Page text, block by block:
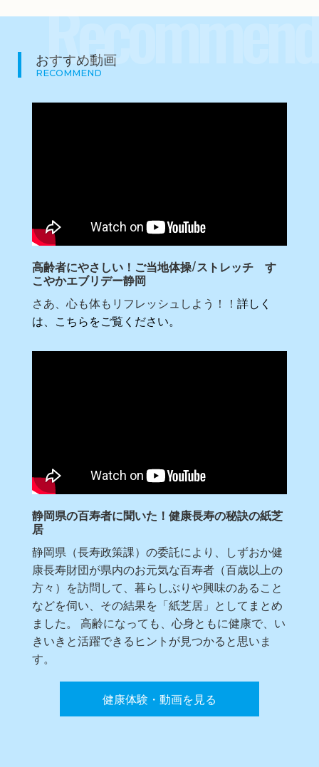
Recommend
おすすめ動画
RECOMMEND
高齢者にやさしい！ご当地体操/ストレッチ す
こやかエブリデー静岡
さあ、心も体もリフレッシュしよう！！ 詳しく
は、こちらをご覧ください。
静岡県の百寿者に聞いた！健康長寿の秘訣の紙芝
居
静岡県（長寿政策課）の委託により、しずおか健
康長寿財団が県内のお元気な百寿者（百歳以上の
方々）を訪問して、暮らしぶりや興味のあること
などを伺い、その結果を「紙芝居」としてまとめ
ました。 高齢になっても、心身ともに健康で、い
きいきと活躍できるヒントが見つかると思いま
す。
健康体験・動画を見る